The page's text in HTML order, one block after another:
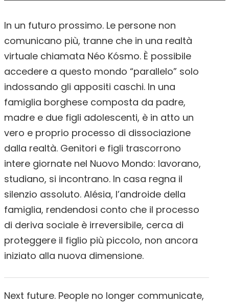
In un futuro prossimo. Le persone non
comunicano più, tranne che in una realtà
virtuale chiamata Néo Kósmo. È possibile
accedere a questo mondo “parallelo” solo
indossando gli appositi caschi. In una
famiglia borghese composta da padre,
madre e due figli adolescenti, è in atto un
vero e proprio processo di dissociazione
dalla realtà. Genitori e figli trascorrono
intere giornate nel Nuovo Mondo: lavorano,
studiano, si incontrano. In casa regna il
silenzio assoluto. Alésia, l’androide della
famiglia, rendendosi conto che il processo
di deriva sociale è irreversibile, cerca di
proteggere il figlio più piccolo, non ancora
iniziato alla nuova dimensione.
Next future. People no longer communicate,